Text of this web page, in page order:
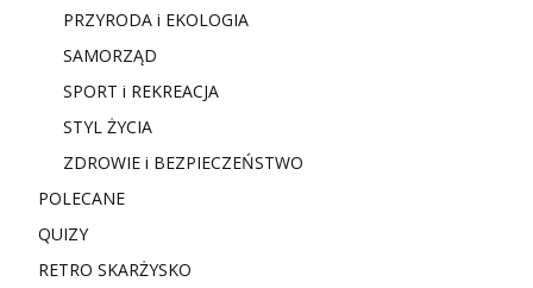
PRZYRODA i EKOLOGIA
SAMORZĄD
SPORT i REKREACJA
STYL ŻYCIA
ZDROWIE i BEZPIECZEŃSTWO
POLECANE
QUIZY
RETRO SKARŻYSKO